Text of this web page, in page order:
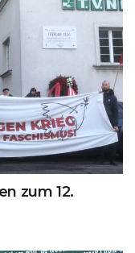
zum 12.